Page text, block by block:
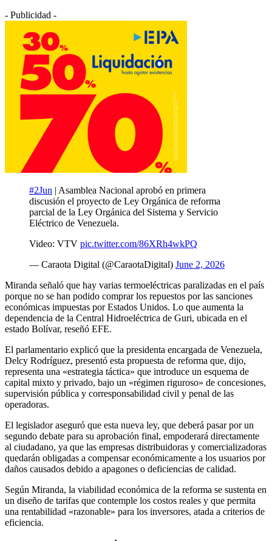
- Publicidad -
#2Jun | Asamblea Nacional aprobó en primera
discusión el proyecto de Ley Orgánica de reforma
parcial de la Ley Orgánica del Sistema y Servicio
Eléctrico de Venezuela.
Video: VTV pic.twitter.com/86XRh4wkPQ
— Caraota Digital (@CaraotaDigital) June 2, 2026
Miranda señaló que hay varias termoeléctricas paralizadas en el país
porque no se han podido comprar los repuestos por las sanciones
económicas impuestas por Estados Unidos. Lo que aumenta la
dependencia de la Central Hidroeléctrica de Guri, ubicada en el
estado Bolívar, reseñó EFE.
El parlamentario explicó que la presidenta encargada de Venezuela,
Delcy Rodríguez, presentó esta propuesta de reforma que, dijo,
representa una «estrategia táctica» que introduce un esquema de
capital mixto y privado, bajo un «régimen riguroso» de concesiones,
supervisión pública y corresponsabilidad civil y penal de las
operadoras.
El legislador aseguró que esta nueva ley, que deberá pasar por un
segundo debate para su aprobación final, empoderará directamente
al ciudadano, ya que las empresas distribuidoras y comercializadoras
quedarán obligadas a compensar económicamente a los usuarios por
daños causados debido a apagones o deficiencias de calidad.
Según Miranda, la viabilidad económica de la reforma se sustenta en
un diseño de tarifas que contemple los costos reales y que permita
una rentabilidad «razonable» para los inversores, atada a criterios de
eficiencia.